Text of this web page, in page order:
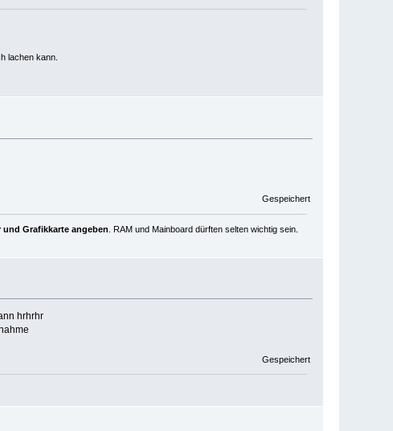
lachen kann.
Gespeichert
und Grafikkarte angeben . RAM und Mainboard dürften selten wichtig sein.
hrhrhr
Gespeichert